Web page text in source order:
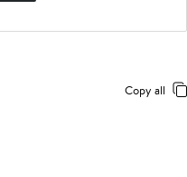
Copy all